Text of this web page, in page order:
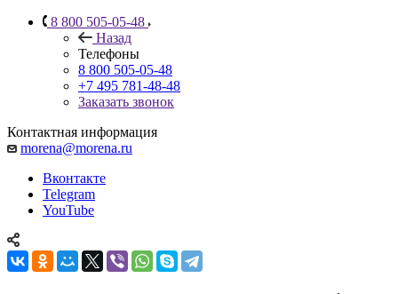
8 800 505-05-48
Назад
Телефоны
8 800 505-05-48
+7 495 781-48-48
Заказать звонок
Контактная информация
morena@morena.ru
Вконтакте
Telegram
YouTube